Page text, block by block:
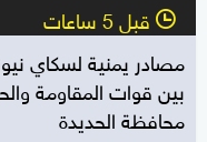
l قبل 5 ساعات
مصادر يمنية لسكاي
بين قوات المقاومة
محافظة الحديدة